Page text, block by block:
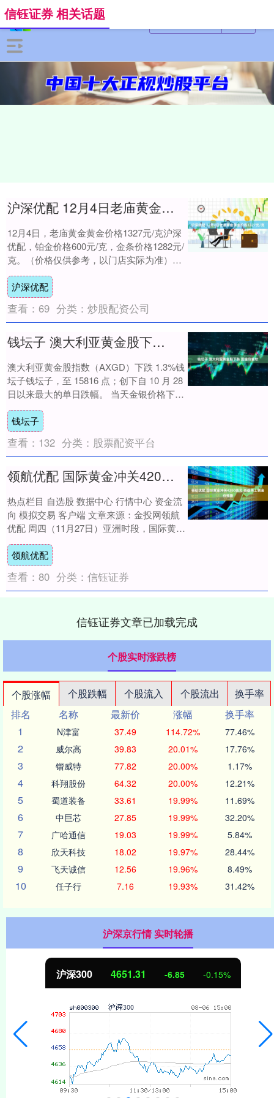
信钰证券 相关话题
沪深优配 12月4日老庙黄金黄金价格1327元/克
12月4日，老庙黄金黄金价格1327元/克沪深
优配，铂金价格600元/克，金条价格1282元/
克。（价格仅供参考，以门店实际为准）同
日上海黄金交易所现货黄金AU....
沪深优配
查看： 69 分类： 炒股配资公司
钱坛子 澳大利亚黄金股下跌 因金价疲软
澳大利亚黄金股指数（AXGD）下跌 1.3%钱
坛子钱坛子，至 15816 点；创下自 10 月 28
日以来最大的单日跌幅。 当天金银价格下
跌，原因是美元走强，....
钱坛子
查看： 132 分类： 股票配资平台
领航优配 国际黄金冲关4200美元 高盛再上调金价预期
热点栏目 自选股 数据中心 行情中心 资金流
向 模拟交易 客户端 文章来源：金投网领航
优配 周四（11月27日）亚洲时段，国际黄金
价格在4150美元/盎司附近窄....
领航优配
查看： 80 分类： 信钰证券
信钰证券文章已加载完成
个股实时涨跌榜
个股涨幅 个股跌幅 个股流入 个股流出
换手率
排名
名称 最新价 涨幅
换手率
1
N津富 37.49 114.72% 77.46%
2 威尔高 39.83 20.01% 17.76%
3 锴威特 77.82 20.00% 1.17%
4 科翔股份 64.32 20.00% 12.21%
5 蜀道装备 33.61 19.99% 11.69%
6 中巨芯 27.85 19.99% 32.20%
7 广哈通信 19.03 19.99% 5.84%
8 欣天科技 18.02 19.97% 28.44%
9 飞天诚信 12.56 19.96% 8.49%
10 任子行 7.16 19.93% 31.42%
沪深京行情 实时轮播
沪深300 4651.31 -6.85 -0.15%